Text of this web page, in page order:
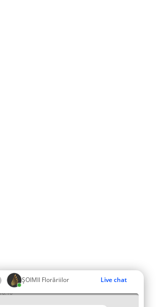
ȘOIMII Florăriilor Live chat